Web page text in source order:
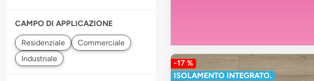
CAMPO DI APPLICAZIONE
-17 %
ISOLAMENTO INTEGRATO.